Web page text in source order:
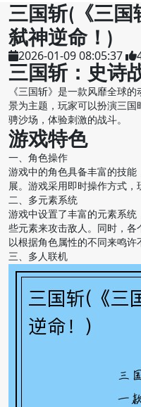
三国斩(《三国
弑神逆命！)
2026-01-09 08:05:37
三国斩：史诗
《三国斩》是一款风靡全球
景为主题，玩家可以扮演三
骋沙场，体验刺激的战斗。
游戏特色
一、角色操作
游戏中的角色具备丰富的技
展。游戏采用即时操作方式，
二、多元素系统
游戏中设置了丰富的元素系
些元素来攻击敌人。同时，
以根据角色属性的不同来鸣许
三、多人联机